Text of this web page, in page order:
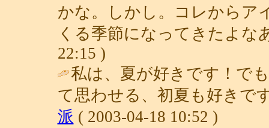
かな。しかし。コレからア
くる季節になってきたよな
22:15 )
私は、夏が好きです！で
て思わせる、初夏も好きで
派 ( 2003-04-18 10:52 )